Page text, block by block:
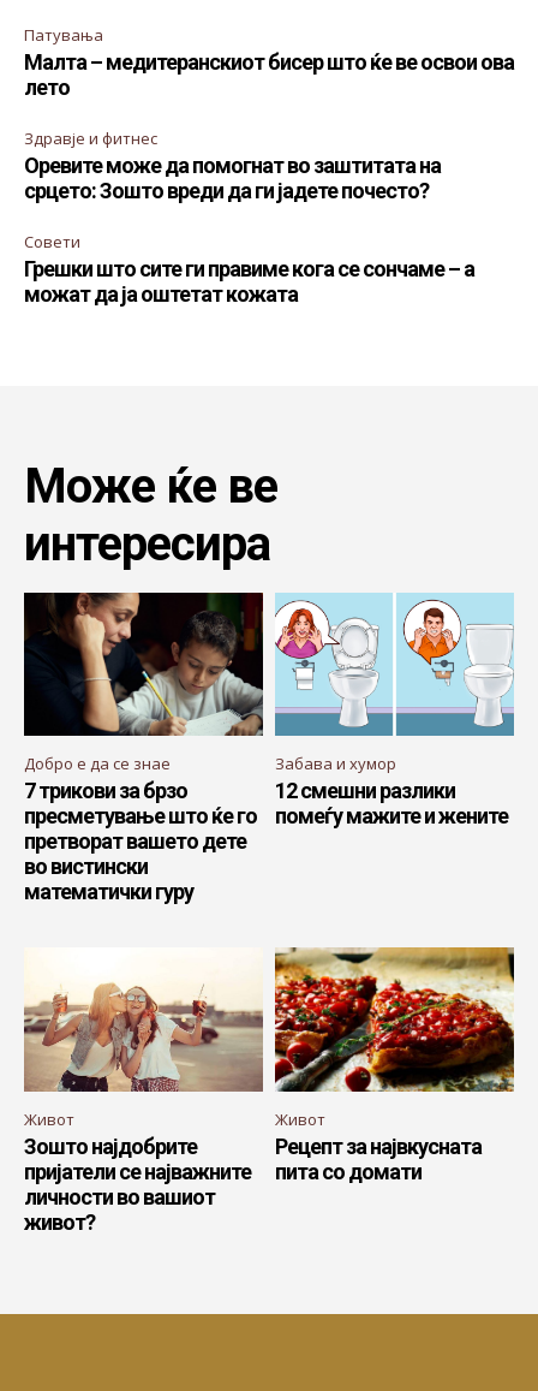
Патувања
Малта – медитеранскиот бисер што ќе ве освои ова
лето
Здравје и фитнес
Оревите може да помогнат во заштитата на
срцето: Зошто вреди да ги јадете почесто?
Совети
Грешки што сите ги правиме кога се сончаме – а
можат да ја оштетат кожата
Може ќе ве
интересира
Добро е да се знае
7 трикови за брзо
пресметување што ќе го
претворат вашето дете
во вистински
математички гуру
Забава и хумор
12 смешни разлики
помеѓу мажите и жените
Живот
Зошто најдобрите
пријатели се најважните
личности во вашиот
живот?
Живот
Рецепт за највкусната
пита со домати